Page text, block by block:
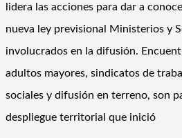
lidera las acciones para dar a
nueva ley previsional Ministerios y
involucrados en la difusión.
adultos mayores, sindicatos de
sociales y difusión en terreno, son
despliegue territorial que inició